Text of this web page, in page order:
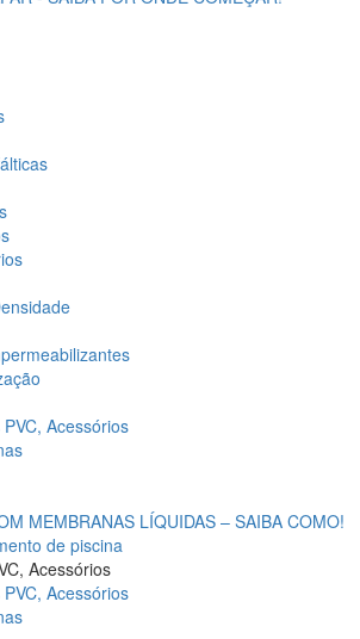
Acessórios
MEMBRANAS LÍQUIDAS – SAIBA COMO!
de piscina
Acessórios
Acessórios